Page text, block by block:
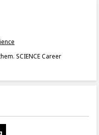
SCIENCE Career